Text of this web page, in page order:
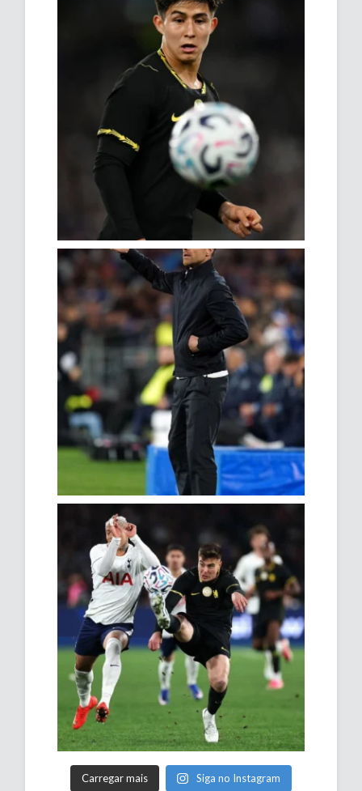
Carregar mais Siga no Instagram